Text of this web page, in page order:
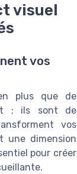
visuel
vos
plus que de
; ils sont de
vos
une dimension
pour créer